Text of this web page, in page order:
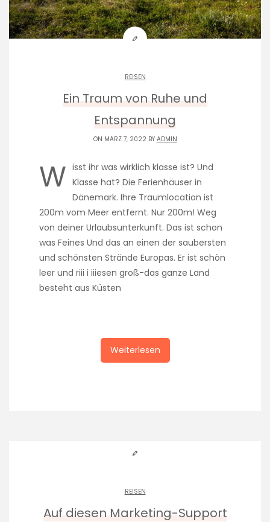
REISEN
Ein Traum von Ruhe und
Entspannung
ON MÄRZ 7, 2022 BY ADMIN
W isst ihr was wirklich klasse ist? Und
Klasse hat? Die Ferienhäuser in
Dänemark. Ihre Traumlocation ist
200m vom Meer entfernt. Nur 200m! Weg
von deiner Urlaubsunterkunft. Das ist schon
was Feines Und das an einen der saubersten
und schönsten Strände Europas. Er ist schön
leer und riii i iiiesen groß-das ganze Land
besteht aus Küsten
Weiterlesen
REISEN
Auf diesen Marketing-Support